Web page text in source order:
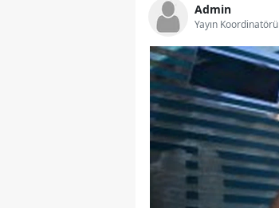
Admin
Yayın Koordinatörü